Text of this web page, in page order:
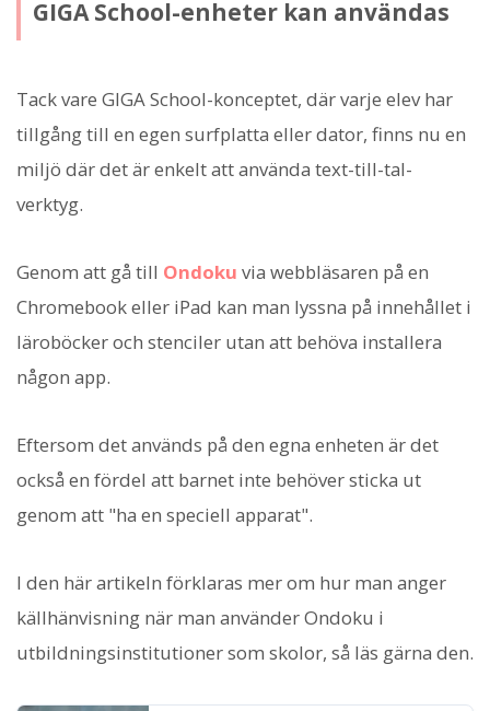
GIGA School-enheter kan användas
Tack vare GIGA School-konceptet, där varje elev har
tillgång till en egen surfplatta eller dator, finns nu en
miljö där det är enkelt att använda text-till-tal-
verktyg.
Genom att gå till Ondoku via webbläsaren på en
Chromebook eller iPad kan man lyssna på innehållet i
läroböcker och stenciler utan att behöva installera
någon app.
Eftersom det används på den egna enheten är det
också en fördel att barnet inte behöver sticka ut
genom att "ha en speciell apparat".
I den här artikeln förklaras mer om hur man anger
källhänvisning när man använder Ondoku i
utbildningsinstitutioner som skolor, så läs gärna den.